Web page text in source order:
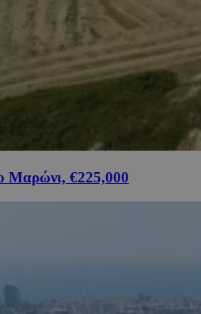
Μαρώνι, €225,000